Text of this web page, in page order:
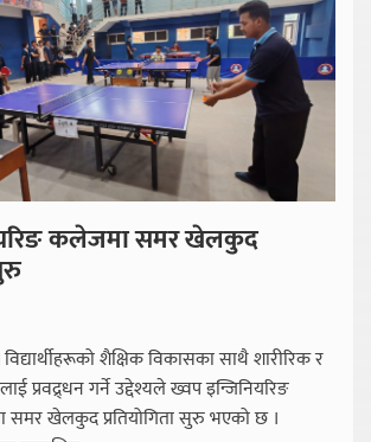
कलेजमा समर खेलकुद
शैक्षिक विकासका साथै शारीरिक र
प्रवद्र्धन गर्ने उद्देश्यले ख्वप इन्जिनियरिङ
समर खेलकुद प्रतियोगिता सुरु भएको छ ।